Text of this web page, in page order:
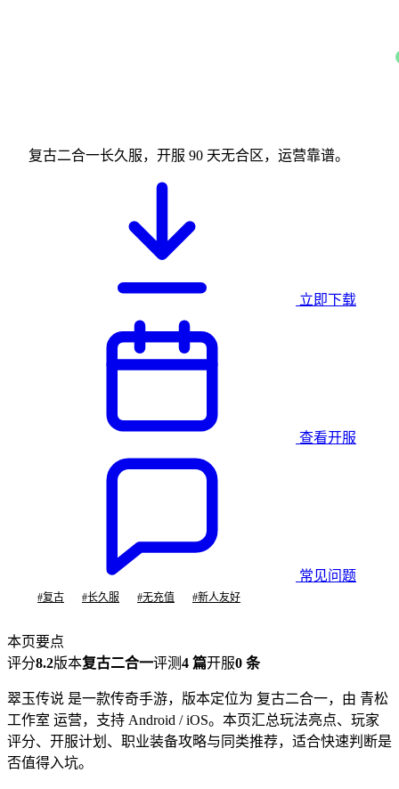
复古二合一长久服，开服 90 天无合区，运营靠谱。
立即下载
查看开服
常见问题
#复古 #长久服 #无充值 #新人友好
本页要点
评分8.2版本复古二合一评测4 篇开服0 条
翠玉传说 是一款传奇手游，版本定位为 复古二合一，由 青松
工作室 运营，支持 Android / iOS。本页汇总玩法亮点、玩家
评分、开服计划、职业装备攻略与同类推荐，适合快速判断是
否值得入坑。